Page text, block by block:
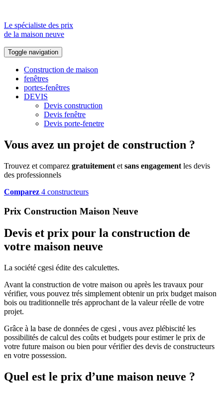
Le spécialiste des prix
de la maison neuve
Toggle navigation
Construction de maison
fenêtres
portes-fenêtres
DEVIS
Devis construction
Devis fenêtre
Devis porte-fenetre
Vous avez un projet de construction ?
Trouvez et comparez gratuitement et sans engagement les devis
des professionnels
Comparez 4 constructeurs
Prix Construction Maison Neuve
Devis et prix pour la construction de
votre maison neuve
La société cgesi édite des calculettes.
Avant la construction de votre maison ou après les travaux pour
vérifier, vous pouvez trés simplement obtenir un prix budget maison
bois ou traditionnelle trés approchant de la valeur réelle de votre
projet.
Grâce à la base de données de cgesi , vous avez plébiscité les
possibilités de calcul des coûts et budgets pour estimer le prix de
votre future maison ou bien pour vérifier des devis de constructeurs
en votre possession.
Quel est le prix d’une maison neuve ?